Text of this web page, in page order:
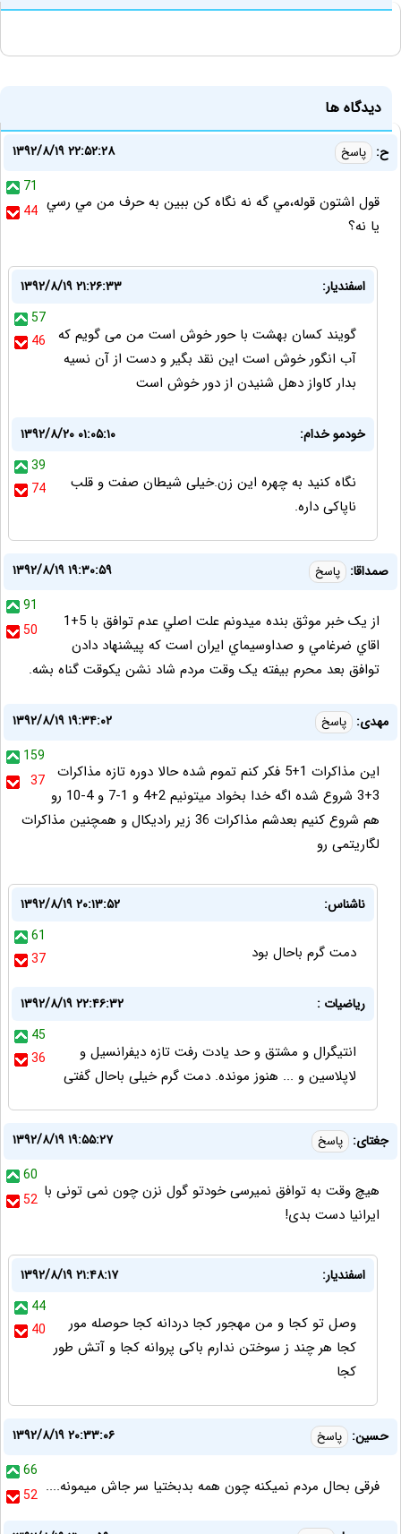
دیدگاه ها
ح: پاسخ
۱۳۹۲/۸/۱۹ ۲۲:۵۲:۲۸
71
44 قول اشتون قوله،مي گه نه نگاه کن ببين به حرف من مي رسي
يا نه؟
اسفندیار:
۱۳۹۲/۸/۱۹ ۲۱:۲۶:۳۳
57
46
گویند کسان بهشت با حور خوش است من می گویم که
آب انگور خوش است این نقد بگیر و دست از آن نسیه
بدار کاواز دهل شنیدن از دور خوش است
خودمو خدام:
۱۳۹۲/۸/۲۰ ۰۱:۰۵:۱۰
39
74
نگاه کنید به چهره این زن.خیلی شیطان صفت و قلب
ناپاکی داره.
صمداقا: پاسخ
۱۳۹۲/۸/۱۹ ۱۹:۳۰:۵۹
91
50
از يک خبر موثق بنده ميدونم علت اصلي عدم توافق با 5+1
اقاي ضرغامي و صداوسيماي ايران است که پيشنهاد دادن
توافق بعد محرم بيفته يک وقت مردم شاد نشن يکوقت گناه بشه.
مهدی: پاسخ
۱۳۹۲/۸/۱۹ ۱۹:۳۴:۰۲
159
37
این مذاکرات 1+5 فکر کنم تموم شده حالا دوره تازه مذاکرات
3+3 شروع شده اگه خدا بخواد میتونیم 2+4 و 1-7 و 4-10 رو
هم شروع کنیم بعدشم مذاکرات 36 زیر رادیکال و همچنین مذاکرات
لگاریتمی رو
ناشناس:
۱۳۹۲/۸/۱۹ ۲۰:۱۳:۵۲
61
37
دمت گرم باحال بود
ریاضیات :
۱۳۹۲/۸/۱۹ ۲۲:۴۶:۳۲
45
36
انتیگرال و مشتق و حد یادت رفت تازه دیفرانسیل و
لاپلاسین و ... هنوز مونده. دمت گرم خیلی باحال گفتی
جغتای: پاسخ
۱۳۹۲/۸/۱۹ ۱۹:۵۵:۲۷
60
52 هیچ وقت به توافق نمیرسی خودتو گول نزن چون نمی تونی با
ایرانیا دست بدی!
اسفندیار:
۱۳۹۲/۸/۱۹ ۲۱:۴۸:۱۷
44
40
وصل تو کجا و من مهجور کجا دردانه کجا حوصله مور
کجا هر چند ز سوختن ندارم باکی پروانه کجا و آتش طور
کجا
حسین: پاسخ
۱۳۹۲/۸/۱۹ ۲۰:۳۳:۰۶
66
52 فرقی بحال مردم نمیکنه چون همه بدبختیا سر جاش میمونه....